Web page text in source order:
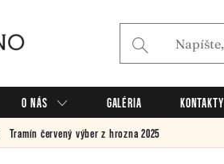
O NÁS GALÉRIA KONTAKTY
Tramín červený výber z hrozna 2025